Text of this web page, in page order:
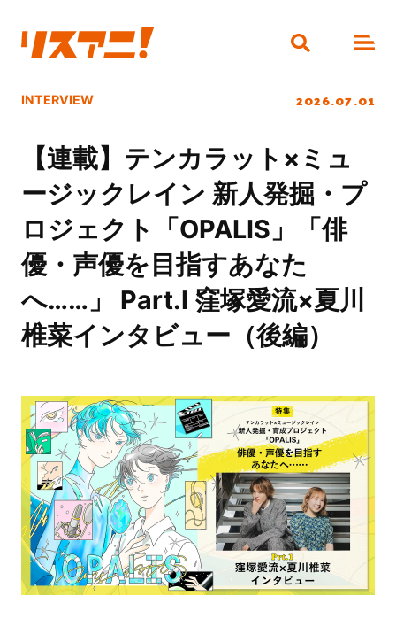
INTERVIEW 2026.07.01
【連載】テンカラット×ミュ
ージックレイン 新人発掘・プ
ロジェクト「OPALIS」「俳
優・声優を目指すあなた
へ……」 Part.I 窪塚愛流×夏川
椎菜インタビュー（後編）